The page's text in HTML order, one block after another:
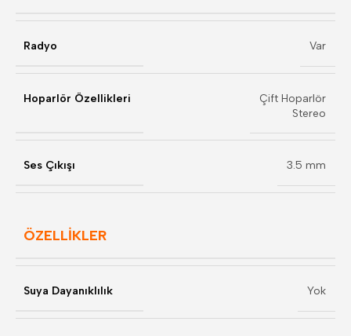
Radyo Var
Hoparlör Özellikleri
Çift Hoparlör
Stereo
Ses Çıkışı 3.5 mm
ÖZELLIKLER
Suya Dayanıklılık Yok